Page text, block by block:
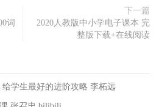
词
下一篇
2020人教版中小学电子课本 完
整版下载+在线阅读
学生最好的进阶攻略 李柘远